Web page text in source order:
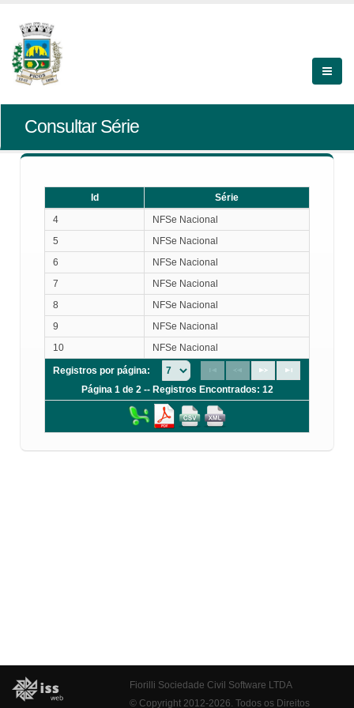
Consultar Série
Id
Série
Série
4
NFSe Nacional
5
NFSe Nacional
6
NFSe Nacional
7
NFSe Nacional
8
NFSe Nacional
9
NFSe Nacional
10
NFSe Nacional
Registros por página:
Página 1 de 2 -- Registros Encontrados: 12
Fiorilli Sociedade Civil Software LTDA
© Copyright 2012-2026. Todos os Direitos